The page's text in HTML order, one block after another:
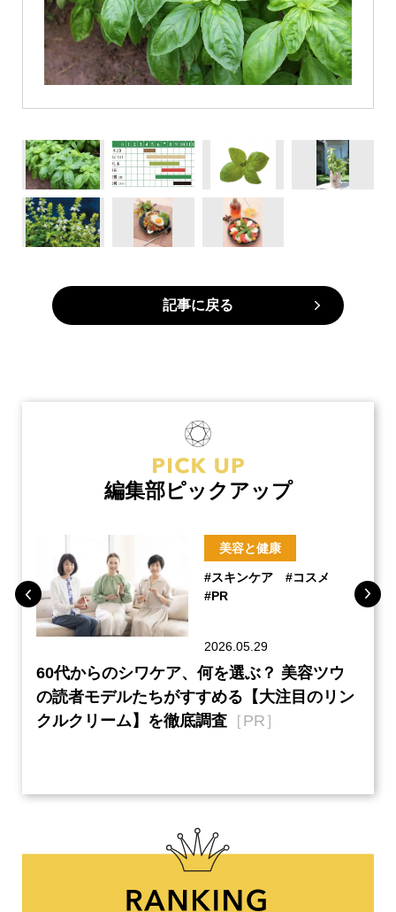
記事に戻る
編集部ピックアップ
美容と健康
#スキンケア
#コスメ
#PR
2026.05.29
60代からのシワケア、何を選ぶ？ 美容ツウ
の読者モデルたちがすすめる【大注目のリン
クルクリーム】を徹底調査 ［PR］